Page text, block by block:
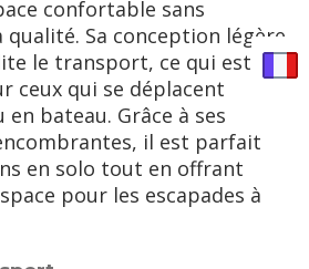
confortable sans
Sa conception légère
le transport, ce qui est un
ceux qui se déplacent
bateau. Grâce à ses
il est parfait
en solo tout en offrant
pour les escapades à